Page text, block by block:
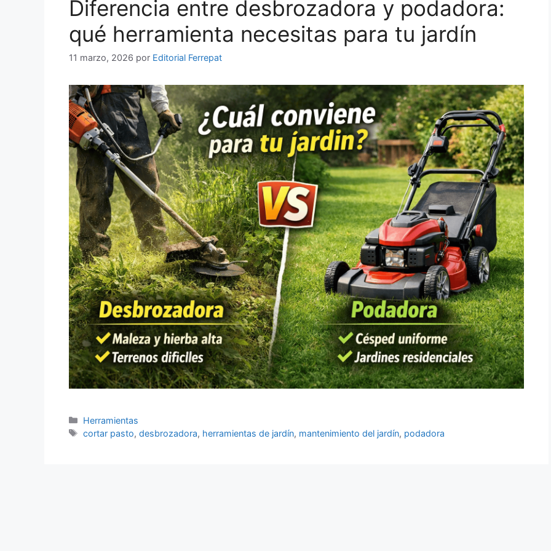
Diferencia entre desbrozadora y podadora:
qué herramienta necesitas para tu jardín
11 marzo, 2026 por Editorial Ferrepat
Categorías
Herramientas
Etiquetas
cortar pasto,desbrozadora, herramientas de jardín, mantenimiento del jardín, podadora